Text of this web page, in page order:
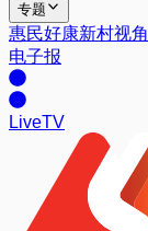
专题
惠民好康新村视角
电子报
LiveTV